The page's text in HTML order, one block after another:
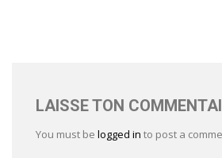
LAISSE TON
You must be logged in to post a